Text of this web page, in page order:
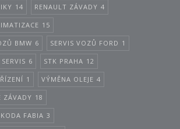
14 RENAULT ZÁVADY 4
15
BMW 6 SERVIS VOZŮ FORD 1
6 STK PRAHA 12
1 VÝMĚNA OLEJE 4
ZÁVADY 18
FABIA 3